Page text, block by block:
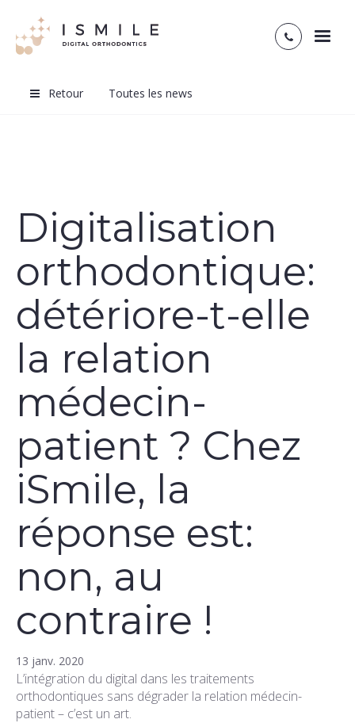
Retour Toutes les news
Digitalisation
orthodontique:
détériore-t-elle
la relation
médecin-
patient ? Chez
iSmile, la
réponse est:
non, au
contraire !
13 janv. 2020
L’intégration du digital dans les traitements
orthodontiques sans dégrader la relation médecin-
patient – c’est un art.